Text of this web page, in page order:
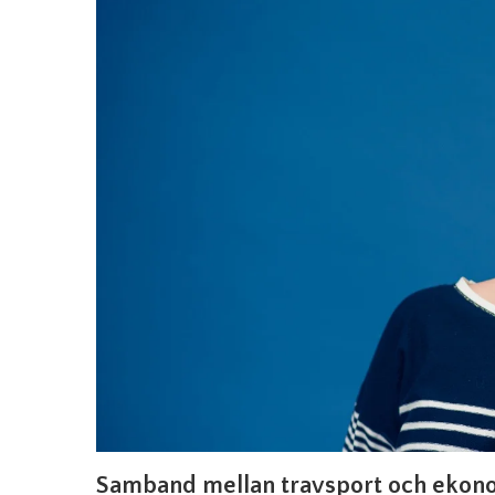
Samband mellan travsport och